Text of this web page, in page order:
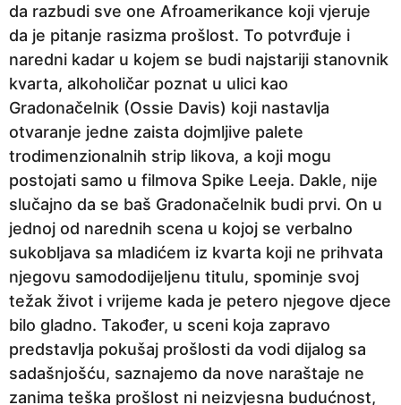
da razbudi sve one Afroamerikance koji vjeruje
da je pitanje rasizma prošlost. To potvrđuje i
naredni kadar u kojem se budi najstariji stanovnik
kvarta, alkoholičar poznat u ulici kao
Gradonačelnik (Ossie Davis) koji nastavlja
otvaranje jedne zaista dojmljive palete
trodimenzionalnih strip likova, a koji mogu
postojati samo u filmova Spike Leeja. Dakle, nije
slučajno da se baš Gradonačelnik budi prvi. On u
jednoj od narednih scena u kojoj se verbalno
sukobljava sa mladićem iz kvarta koji ne prihvata
njegovu samododijeljenu titulu, spominje svoj
težak život i vrijeme kada je petero njegove djece
bilo gladno. Također, u sceni koja zapravo
predstavlja pokušaj prošlosti da vodi dijalog sa
sadašnjošću, saznajemo da nove naraštaje ne
zanima teška prošlost ni neizvjesna budućnost,